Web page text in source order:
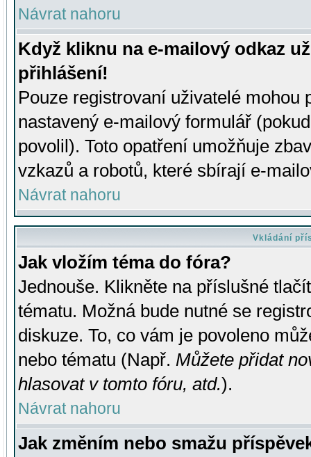
Návrat nahoru
Když kliknu na e-mailový odkaz
přihlášení!
Pouze registrovaní uživatelé mohou
nastavený e-mailový formulář
povolil). Toto opatření umožňuje
vzkazů a robotů, které sbírají e-
Návrat nahoru
Vkládání
Jak vložím téma do fóra?
Jednouše. Klikněte na příslušné
tématu. Možná bude nutné se
diskuze. To, co vám je povoleno
nebo tématu (Např. Můžete přidat
hlasovat v tomto fóru, atd.).
Návrat nahoru
Jak změním nebo smažu